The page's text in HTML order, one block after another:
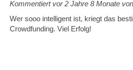
Kommentiert vor2 Jahre 8 Monate
Wer sooo intelligent ist, kriegt das
Crowdfunding. Viel Erfolg!